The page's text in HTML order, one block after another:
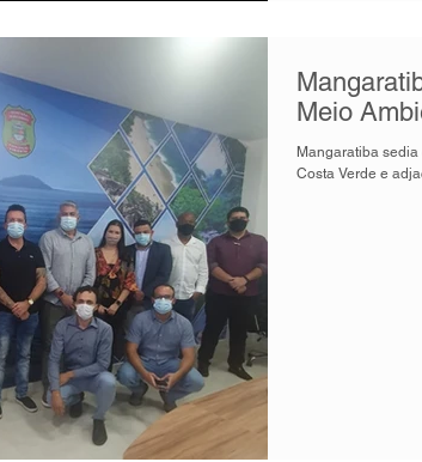
Meio
Mangaratiba
Costa Verde e